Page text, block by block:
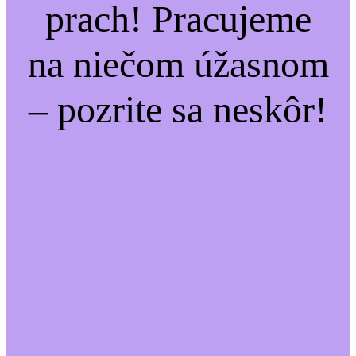
prach! Pracujeme
na niečom úžasnom
– pozrite sa neskôr!